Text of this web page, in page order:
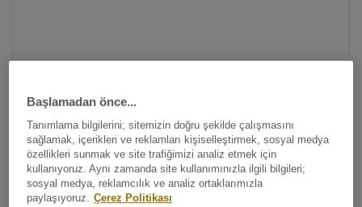
Tüm renkleri görüntüleyin (3)
Başlamadan önce...
Tanımlama bilgilerini; sitemizin doğru şekilde çalışmasını
sağlamak, içerikleri ve reklamları kişiselleştirmek, sosyal medya
özellikleri sunmak ve site trafiğimizi analiz etmek için
kullanıyoruz. Aynı zamanda site kullanımınızla ilgili bilgileri;
sosyal medya, reklamcılık ve analiz ortaklarımızla
paylaşıyoruz.
Çerez Politikası